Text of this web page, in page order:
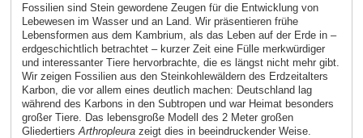
Fossilien sind Stein gewordene Zeugen für die Entwicklung von
Lebewesen im Wasser und an Land. Wir präsentieren frühe
Lebensformen aus dem Kambrium, als das Leben auf der Erde in –
erdgeschichtlich betrachtet – kurzer Zeit eine Fülle merkwürdiger
und interessanter Tiere hervorbrachte, die es längst nicht mehr gibt.
Wir zeigen Fossilien aus den Steinkohlewäldern des Erdzeitalters
Karbon, die vor allem eines deutlich machen: Deutschland lag
während des Karbons in den Subtropen und war Heimat besonders
großer Tiere. Das lebensgroße Modell des 2 Meter großen
Gliedertiers Arthropleurazeigt dies in beeindruckender Weise.